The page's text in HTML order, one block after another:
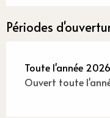
Périodes
Toute l'année 2026
Ouvert toute